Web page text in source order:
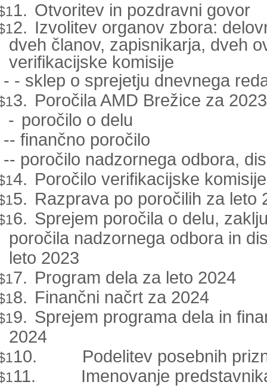
1. Otvoritev in pozdravni govor
2. Izvolitev organov zbora:
dveh članov, zapisnikarja, dveh
verifikacijske komisije
- - sklep o sprejetju dnevnega
3. Poročila AMD Brežice za 2023
- poročilo o delu
-- finančno poročilo
-- poročilo nadzornega odbora,
4. Poročilo verifikacijske komisije
5. Razprava po poročilih za leto
6. Sprejem poročila o delu,
poročila nadzornega odbora in
leto 2023
7. Program dela za leto 2024
8. Finančni načrt za 2024
9. Sprejem programa dela in
2024
10. Podelitev posebnih
11.
Imenovanje